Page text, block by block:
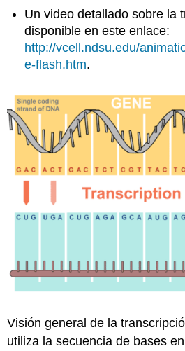
Un video detallado sobre la
disponible en este enlace:
http://vcell.ndsu.edu/
e-flash.htm.
Visión general de la
utiliza la secuencia de bases